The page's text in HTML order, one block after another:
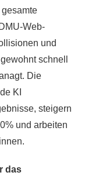
Web-
und
schnell
Die
KI
steigern
und arbeiten
das